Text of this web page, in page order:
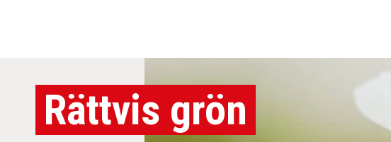
Rättvis grön